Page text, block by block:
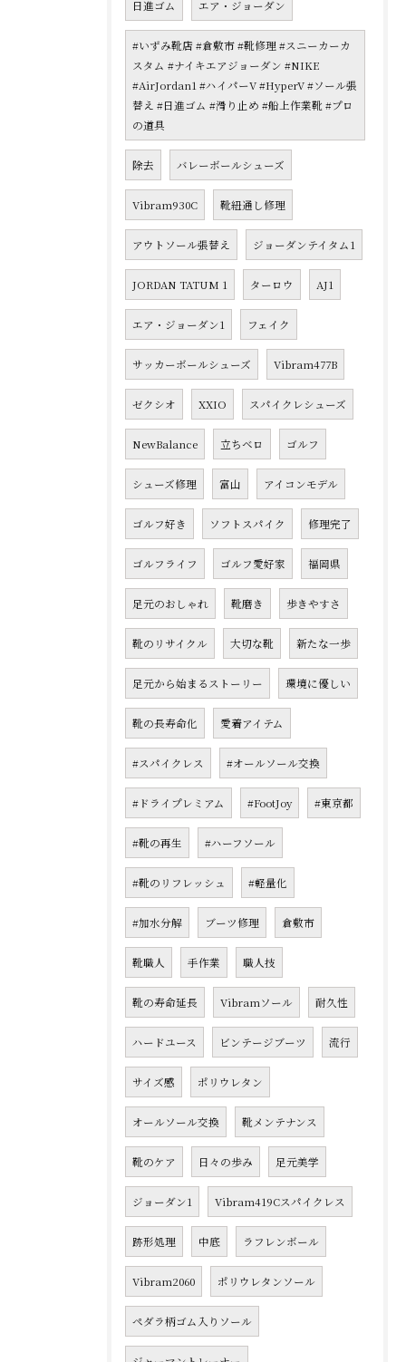
日進ゴム エア・ジョーダン
#いずみ靴店 #倉敷市 #靴修理 #スニーカーカ
スタム #ナイキエアジョーダン #NIKE
#AirJordan1 #ハイパーV #HyperV #ソール張
替え #日進ゴム #滑り止め #船上作業靴 #プロ
の道具
除去 バレーボールシューズ
Vibram930C 靴紐通し修理
アウトソール張替え ジョーダンテイタム1
JORDAN TATUM 1 ターロウ AJ1
エア・ジョーダン1 フェイク
サッカーボールシューズ Vibram477B
ゼクシオ XXIO スパイクレシューズ
NewBalance 立ちベロ ゴルフ
シューズ修理 富山 アイコンモデル
ゴルフ好き ソフトスパイク 修理完了
ゴルフライフ ゴルフ愛好家 福岡県
足元のおしゃれ 靴磨き 歩きやすさ
靴のリサイクル 大切な靴 新たな一歩
足元から始まるストーリー 環境に優しい
靴の長寿命化 愛着アイテム
#スパイクレス #オールソール交換
#ドライプレミアム #FootJoy #東京都
#靴の再生 #ハーフソール
#靴のリフレッシュ #軽量化
#加水分解 ブーツ修理 倉敷市
靴職人 手作業 職人技
靴の寿命延長 Vibramソール 耐久性
ハードユース ビンテージブーツ 流行
サイズ感 ポリウレタン
オールソール交換 靴メンテナンス
靴のケア 日々の歩み 足元美学
ジョーダン1 Vibram419Cスパイクレス
跡形処理 中底 ラフレンボール
Vibram2060 ポリウレタンソール
ペダラ柄ゴム入りソール